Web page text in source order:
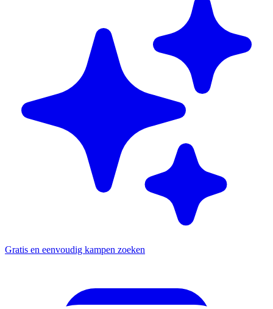
Gratis en eenvoudig kampen zoeken